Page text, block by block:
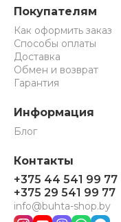
Покупателям
Как оформить заказ
Способы оплаты
Доставка
Обмен и возврат
Гарантия
Информация
Блог
Контакты
+375 44 541 99 77
+375 29 541 99 77
info@buhta-shop.by